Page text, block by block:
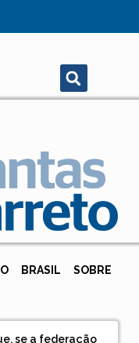
BRASIL SOBRE
se a federação